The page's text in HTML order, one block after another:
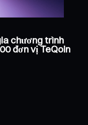
chương trình
đơn vị TeQoin